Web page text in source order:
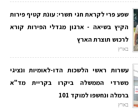
שפע פרי לקראת חגי תשרי: עונת קטיף פירות
הקיץ בשיאה - ארגון מגדלי הפירות קורא
לרכוש תוצרת הארץ
בארץ
עשרות ראשי הלשכות הדו-לאומיות ונציגי
משרדי הממשלה ביקרו בקריית מד"א
ברמלה ונחשפו למוקד 101
בארץ